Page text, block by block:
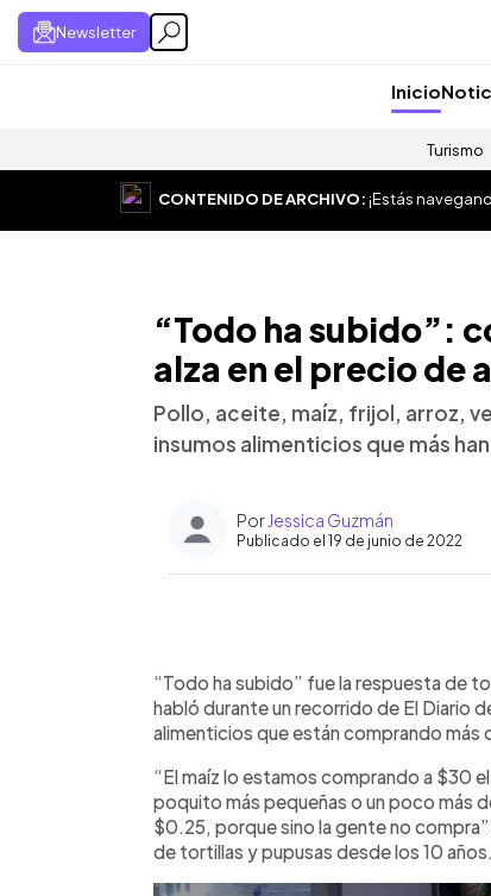
Newsletter
Inicio
Turismo
CONTENIDO DE ARCHIVO:¡Estás
“Todo ha subido”:
alza en el precio de
Pollo, aceite, maíz, frijol, arroz,
insumos alimenticios que más
Por Jessica Guzmán
Publicado el 19 de junio de 2022
Escuchar artículo
“Todo ha subido” fue la respuesta de
habló durante un recorrido de El Diario
alimenticios que están comprando
“El maíz lo estamos comprando a $30
poquito más pequeñas o un poco más
$0.25, porque sino la gente no
de tortillas y pupusas desde los 10 años.